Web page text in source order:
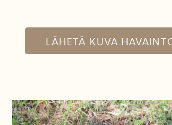
LÄHETÄ KUVA